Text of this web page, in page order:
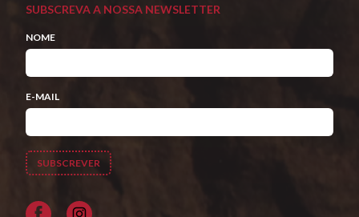
SUBSCREVA A NOSSA NEWSLETTER
NOME
E-MAIL
Facebook